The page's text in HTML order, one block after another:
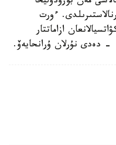
ءورت
ازاماتتار
نۇرلان ۇرانحايەۆ.